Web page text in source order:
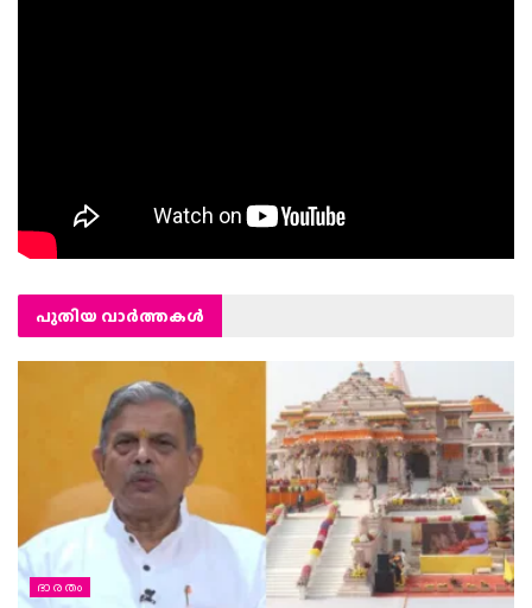
പുതിയ വാര്‍ത്തകള്‍
ഭാരതം